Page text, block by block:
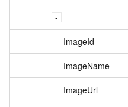
ImageId
ImageName
ImageUrl